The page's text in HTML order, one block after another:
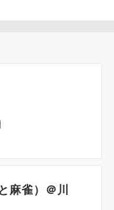
麻雀）＠川